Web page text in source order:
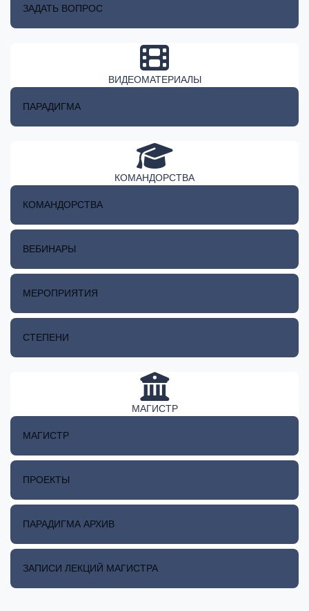
ЗАДАТЬ ВОПРОС
ВИДЕОМАТЕРИАЛЫ
ПАРАДИГМА
КОМАНДОРСТВА
КОМАНДОРСТВА
ВЕБИНАРЫ
МЕРОПРИЯТИЯ
СТЕПЕНИ
МАГИСТР
МАГИСТР
ПРОЕКТЫ
ПАРАДИГМА АРХИВ
ЗАПИСИ ЛЕКЦИЙ МАГИСТРА